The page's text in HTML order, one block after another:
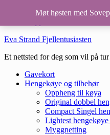
Hopp til hovedinnhold
Eva Strand Fjellentusiasten
Et nettsted for deg som vil på
Gavekort
Hengekøye og tilbehør
Oppheng til køya
Original dobbel
Compact Singel
Lightest
Myggnetting
Møt høsten med